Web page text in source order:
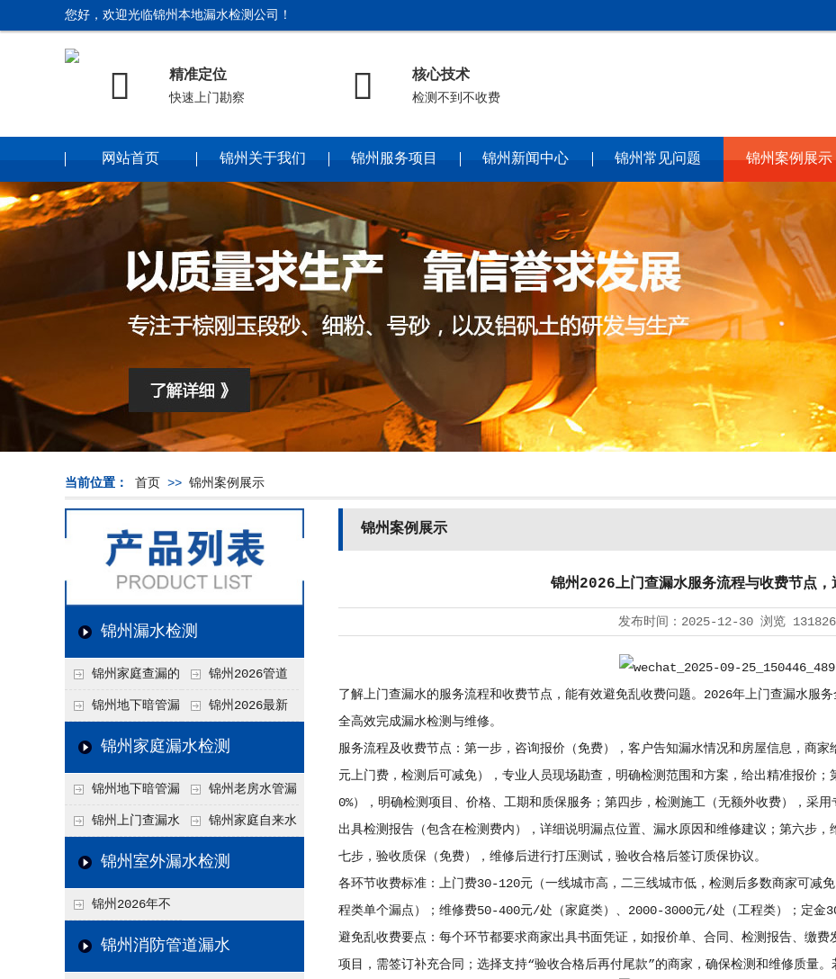
您好，欢迎光临锦州本地漏水检测公司！
 精准定位
快速上门勘察  核心技术
检测不到不收费
网站首页 锦州关于我们 锦州服务项目 锦州新闻中心 锦州常见问题 锦州案例展示
当前位置： 首页 >> 锦州案例展示
锦州漏水检测
锦州家庭查漏的
实用小技巧
锦州2026管道
漏水维修价格表，按
材质、漏点类型精准
锦州地下暗管漏
水检测价格高？2026
巧
锦州2026最新
上门漏水检测价格
类报价一览
锦州家庭漏水检测
锦州地下暗管漏
水检测技术与价格关
联2026，不同方法收
锦州老房水管漏
水检测与维修价格20
26，老旧管道改造方
锦州上门查漏水
vs 自行检测：2026
析
锦州家庭自来水
管漏水检测全攻略：
锦州室外漏水检测
锦州2026年不
同城市上门查漏水价
锦州消防管道漏水
锦州案例展示
锦州2026上门查漏水服务流程与收费节点，
发布时间： 2025-12-30 浏览
了解上门查漏水的服务流程和收费节点，能有效避免乱收费问题。2026年上门查漏水服
全高效完成漏水检测与维修。
服务流程及收费节点：第一步，咨询报价（免费），客户告知漏水情况和房屋信息，商
元上门费，检测后可减免），专业人员现场勘查，明确检测范围和方案，给出精准报价
0%），明确检测项目、价格、工期和质保服务；第四步，检测施工（无额外收费），采
出具检测报告（包含在检测费内），详细说明漏点位置、漏水原因和维修建议；第六步
七步，验收质保（免费），维修后进行打压测试，验收合格后签订质保协议。
各环节收费标准：上门费30-120元（一线城市高，二三线城市低，检测后多数商家可
程类单个漏点）；维修费50-400元/处（家庭类）、2000-3000元/处（工程类）；定金
避免乱收费要点：每个环节都要求商家出具书面凭证，如报价单、合同、检测报告、缴
项目，需签订补充合同；选择支持“验收合格后再付尾款”的商家，确保检测和维修质量